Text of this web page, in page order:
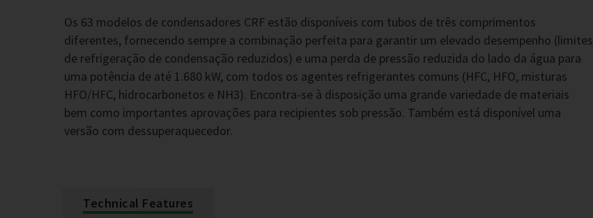
Os 63 modelos de condensadores CRF estão disponíveis com tubos de três comprimentos
diferentes, fornecendo sempre a combinação perfeita para garantir um elevado desempenho (limites
de refrigeração de condensação reduzidos) e uma perda de pressão reduzida do lado da água para
uma potência de até 1.680 kW, com todos os agentes refrigerantes comuns (HFC, HFO, misturas
HFO/HFC, hidrocarbonetos e NH3). Encontra-se à disposição uma grande variedade de materiais
bem como importantes aprovações para recipientes sob pressão. Também está disponível uma
versão com dessuperaquecedor.
Technical Features